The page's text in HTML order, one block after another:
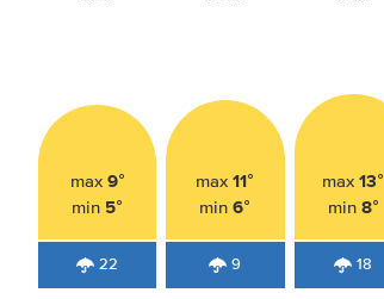
max 9°
min 5°
22
max11°
min6°
9
max13°
min 8°
18